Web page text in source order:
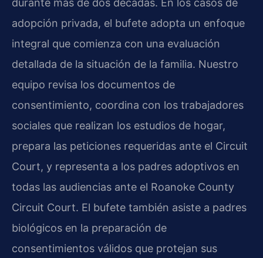
durante más de dos décadas. En los casos de
adopción privada, el bufete adopta un enfoque
integral que comienza con una evaluación
detallada de la situación de la familia. Nuestro
equipo revisa los documentos de
consentimiento, coordina con los trabajadores
sociales que realizan los estudios de hogar,
prepara las peticiones requeridas ante el Circuit
Court, y representa a los padres adoptivos en
todas las audiencias ante el Roanoke County
Circuit Court. El bufete también asiste a padres
biológicos en la preparación de
consentimientos válidos que protejan sus